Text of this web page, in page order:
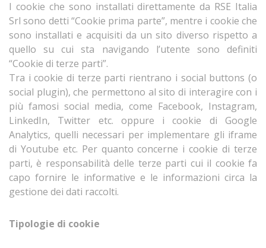
I cookie che sono installati direttamente da RSE Italia
Srl sono detti “Cookie prima parte”, mentre i cookie che
sono installati e acquisiti da un sito diverso rispetto a
quello su cui sta navigando l’utente sono definiti
“Cookie di terze parti”.
Tra i cookie di terze parti rientrano i social buttons (o
social plugin), che permettono al sito di interagire con i
più famosi social media, come Facebook, Instagram,
LinkedIn, Twitter etc. oppure i cookie di Google
Analytics, quelli necessari per implementare gli iframe
di Youtube etc. Per quanto concerne i cookie di terze
parti, è responsabilità delle terze parti cui il cookie fa
capo fornire le informative e le informazioni circa la
gestione dei dati raccolti.
Tipologie di cookie